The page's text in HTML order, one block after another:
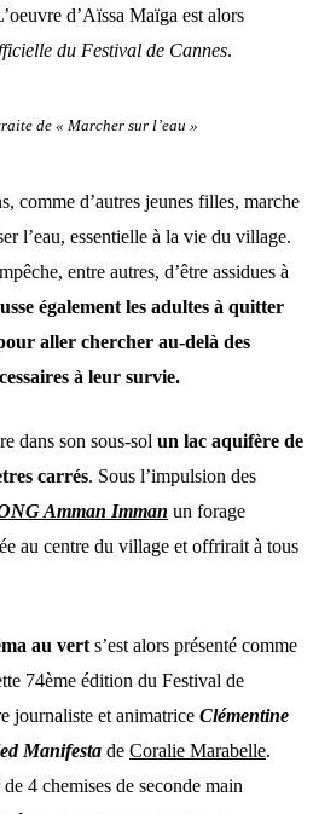
d’Aïssa Maïga est alors
du Festival de Cannes.
de « Marcher sur l’eau »
comme d’autres jeunes filles, marche
l’eau, essentielle à la vie du village.
entre autres, d’être assidues à
également les adultes à quitter
aller chercher au-delà des
à leur survie.
dans son sous-sol un lac aquifère de
carrés. Sous l’impulsion des
Amman Imman un forage
au centre du village et offrirait à tous
au vert s’est alors présenté comme
74ème édition du Festival de
journaliste et animatrice Clémentine
Manifesta de Coralie Marabelle.
4 chemises de seconde main